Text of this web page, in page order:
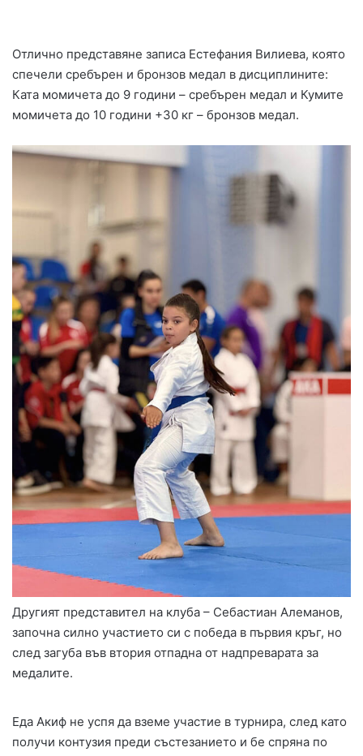
Отлично представяне записа Естефания Вилиева, която
спечели сребърен и бронзов медал в дисциплините:
Ката момичета до 9 години – сребърен медал и Кумите
момичета до 10 години +30 кг – бронзов медал.
Другият представител на клуба – Себастиан Алеманов,
започна силно участието си с победа в първия кръг, но
след загуба във втория отпадна от надпреварата за
медалите.
Еда Акиф не успя да вземе участие в турнира, след като
получи контузия преди състезанието и бе спряна по